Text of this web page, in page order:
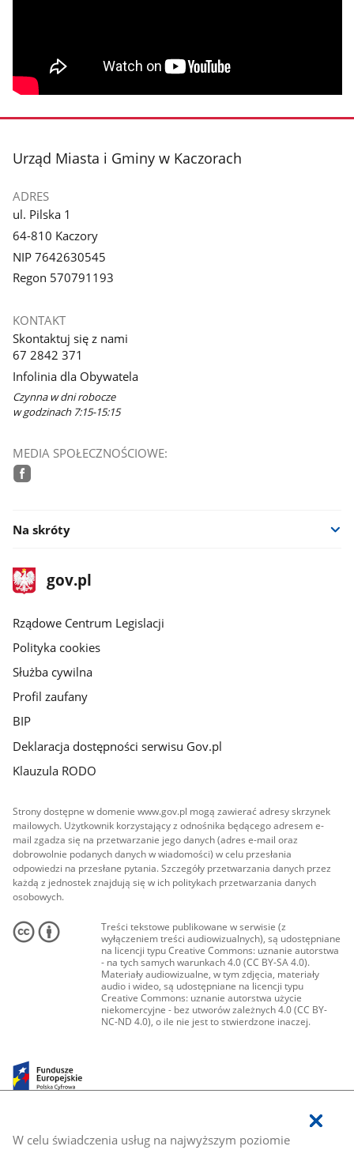
W celu świadczenia usług na najwyższym poziomie
stopka
Urząd Miasta i Gminy w Kaczorach
ADRES
ul. Pilska 1
64-810 Kaczory
NIP 7642630545
Regon 570791193
KONTAKT
Skontaktuj się z nami
67 2842 371
Infolinia dla Obywatela
Czynna w dni robocze
w godzinach 7:15-15:15
MEDIA SPOŁECZNOŚCIOWE:
Na skróty
stopka
gov.plStrona
gov.pl
Rządowe Centrum Legislacji
Polityka cookies
Służba cywilna
Profil zaufany
BIP
Deklaracja dostępności serwisu Gov.pl
Klauzula RODO
Strony dostępne w domenie www.gov.pl mogą zawierać adresy skrzynek
mailowych. Użytkownik korzystający z odnośnika będącego adresem e-
mail zgadza się na przetwarzanie jego danych (adres e-mail oraz
dobrowolnie podanych danych w wiadomości) w celu przesłania
odpowiedzi na przesłane pytania. Szczegóły przetwarzania danych przez
każdą z jednostek znajdują się w ich politykach przetwarzania danych
osobowych.
Treści tekstowe publikowane w serwisie (z
wyłączeniem treści audiowizualnych), są udostępniane
na licencji typu Creative Commons: uznanie autorstwa
- na tych samych warunkach 4.0 (CC BY-SA 4.0).
Materiały audiowizualne, w tym zdjęcia, materiały
audio i wideo, są udostępniane na licencji typu
Creative Commons: uznanie autorstwa użycie
niekomercyjne - bez utworów zależnych 4.0 (CC BY-
NC-ND 4.0), o ile nie jest to stwierdzone inaczej.